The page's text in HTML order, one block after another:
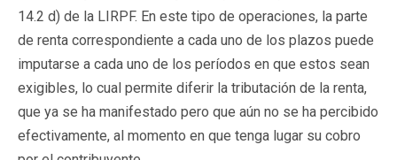
14.2 d) de la LIRPF. En este tipo de operaciones, la parte
de renta correspondiente a cada uno de los plazos puede
imputarse a cada uno de los períodos en que estos sean
exigibles, lo cual permite diferir la tributación de la renta,
que ya se ha manifestado pero que aún no se ha percibido
efectivamente, al momento en que tenga lugar su cobro